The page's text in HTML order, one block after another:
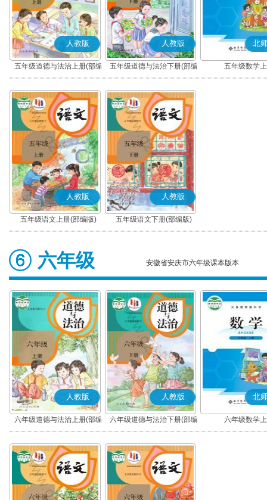
人教版
五年级道德与法治上册(部编
版)
人教版
五年级道德与法治下册(部编
版)
北
五年级数学
人教版
五年级语文上册(部编版)
人教版
五年级语文下册(部编版)
六年级 安徽省安庆市六年级课本版本
人教版
六年级道德与法治上册(部编
版)
人教版
六年级道德与法治下册(部编
版)
北
六年级数学